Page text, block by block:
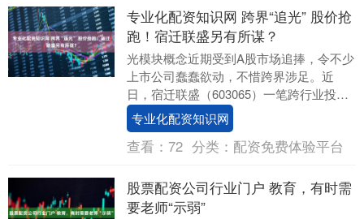
专业化配资知识网 跨界“追光” 股价抢
跑！宿迁联盛另有所谋？
光模块概念近期受到A股市场追捧，令不少
上市公司蠢蠢欲动，不惜跨界涉足。近
日，宿迁联盛（603065）一笔跨行业投资
光模块材料的交易引起市场高度关注。截
至6月11....
专业化配资知识网
查看： 72 分类： 配资免费体验平台
股票配资公司行业门户 教育，有时需
要老师“示弱”